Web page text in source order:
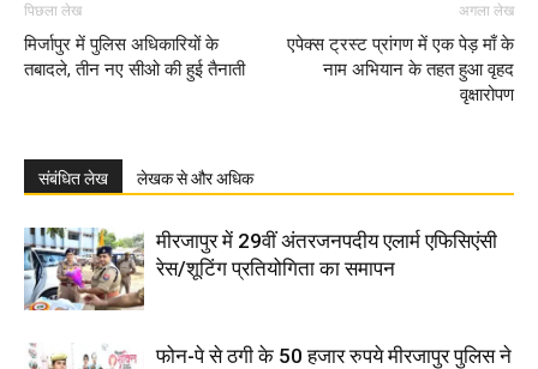
पिछला लेख
मिर्जापुर में पुलिस अधिकारियों के
तबादले, तीन नए सीओ की हुई तैनाती
अगला लेख
एपेक्स ट्रस्ट प्रांगण में एक पेड़ माँ के
नाम अभियान के तहत हुआ वृहद
वृक्षारोपण
संबंधित लेख लेखक से और अधिक
मीरजापुर में 29वीं अंतरजनपदीय एलार्म एफिसिएंसी
रेस/शूटिंग प्रतियोगिता का समापन
फोन-पे से ठगी के 50 हजार रुपये मीरजापुर पुलिस ने